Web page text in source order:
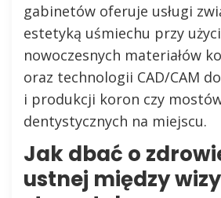
gabinetów oferuje usługi
estetyką uśmiechu przy
nowoczesnych materiałów
oraz technologii CAD/CAM
i produkcji koron czy
dentystycznych na miejscu.
Jak dbać o
ustnej między